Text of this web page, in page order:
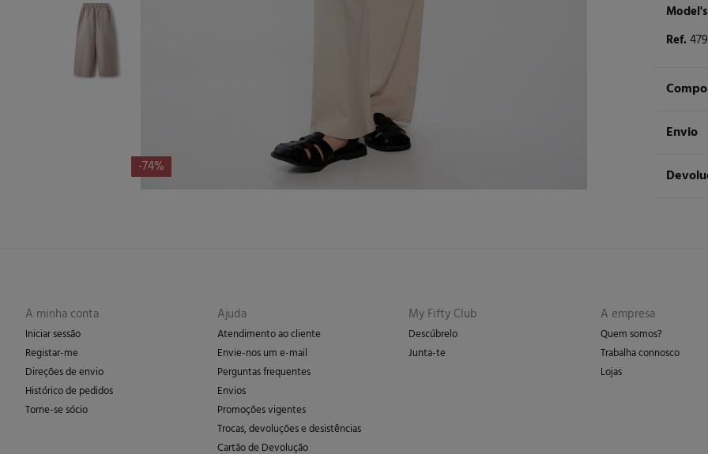
-74%
Ref.
Envio
A minha conta
Iniciar sessão
Registar-me
Direções de envio
Histórico de pedidos
Torne-se sócio
Ajuda
Atendimento ao cliente
Envie-nos um e-mail
Perguntas frequentes
Envios
Promoções vigentes
Trocas, devoluções e desistências
Cartão de Devolução
My Fifty Club
Descúbrelo
Junta-te
A empresa
Quem somos?
Trabalha connosco
Lojas